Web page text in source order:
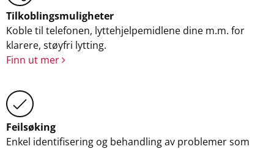
Tilkoblingsmuligheter
Koble til telefonen, lyttehjelpemidlene dine m.m. for
klarere, støyfri lytting.
Finn ut mer
Feilsøking
Enkel identifisering og behandling av problemer som